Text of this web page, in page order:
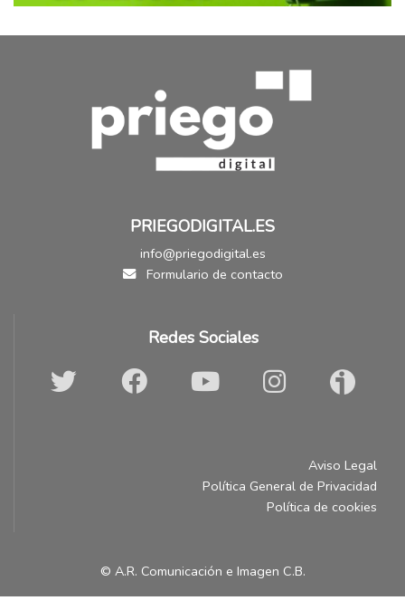
PRIEGODIGITAL.ES
info@priegodigital.es
Formulario de contacto
Redes Sociales
Aviso Legal
Política General de Privacidad
Política de cookies
© A.R. Comunicación e Imagen C.B.